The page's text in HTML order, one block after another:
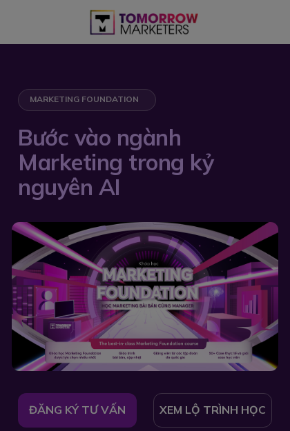
ĐĂNG KÝ TƯ VẤN XEM LỘ TRÌNH HỌC
MARKETING FOUNDATION
Bước vào ngành
Marketing trong kỷ
nguyên AI